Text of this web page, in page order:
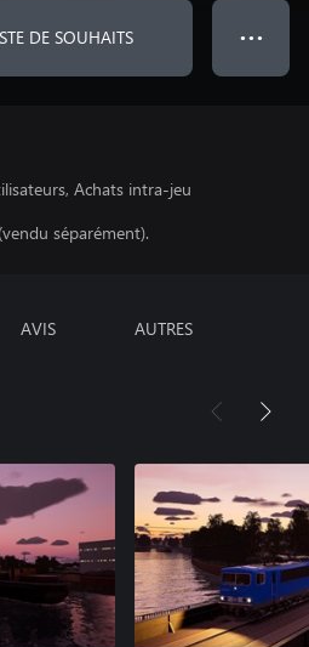
DE SOUHAITS ● ● ●
Achats intra-jeu
séparément).
AVIS AUTRES